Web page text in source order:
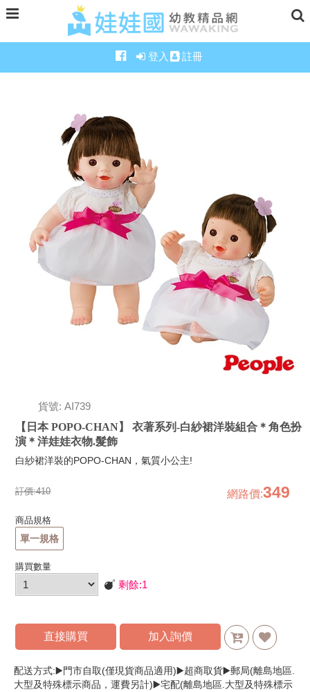
登入 註冊
貨號: AI739
【日本 POPO-CHAN】 衣著系列-白紗裙洋裝組合＊角色扮
演＊洋娃娃衣物.髮飾
白紗裙洋裝的POPO-CHAN，氣質小公主!
訂價:410 網路價:349
商品規格
單一規格
購買數量
剩餘:1
直接購買 加入詢價
配送方式:▶️門市自取(僅現貨商品適用)▶️超商取貨▶️郵局(離島地區.
大型及特殊標示商品，運費另計)▶️宅配(離島地區.大型及特殊標示